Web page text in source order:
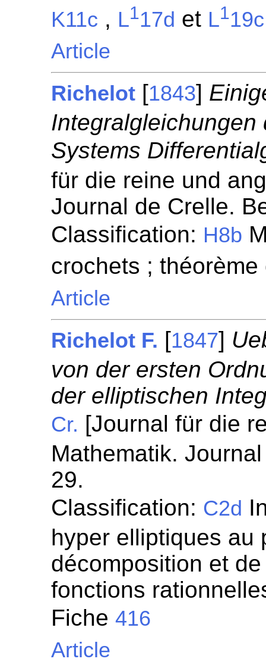
K11c , L117d et L119c
Article
Richelot [1843]
Systems
für die reine und
Journal de Crelle.
Classification: H8b
crochets ;
Article
Richelot F. [1847]
von der ersten
der elliptischen
Cr. [Journal für die
Mathematik.
29.
Classification: C2d
hyper elliptiques au
décomposition et
fonctions
Fiche416
Article